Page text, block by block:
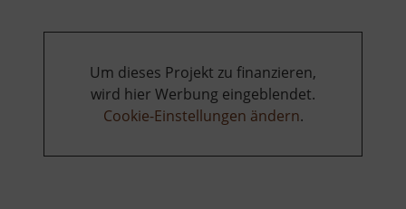
Um dieses Projekt zu finanzieren,
wird hier Werbung eingeblendet.
Cookie-Einstellungen ändern.